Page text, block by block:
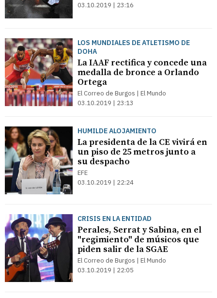
03.10.2019 | 23:16
LOS MUNDIALES DE ATLETISMO DE
DOHA
La IAAF rectifica y concede una
medalla de bronce a Orlando
Ortega
El Correo de Burgos | El Mundo
03.10.2019 | 23:13
HUMILDE ALOJAMIENTO
La presidenta de la CE vivirá en
un piso de 25 metros junto a
su despacho
EFE
03.10.2019 | 22:24
CRISIS EN LA ENTIDAD
Perales, Serrat y Sabina, en el
"regimiento" de músicos que
piden salir de la SGAE
El Correo de Burgos | El Mundo
03.10.2019 | 22:05